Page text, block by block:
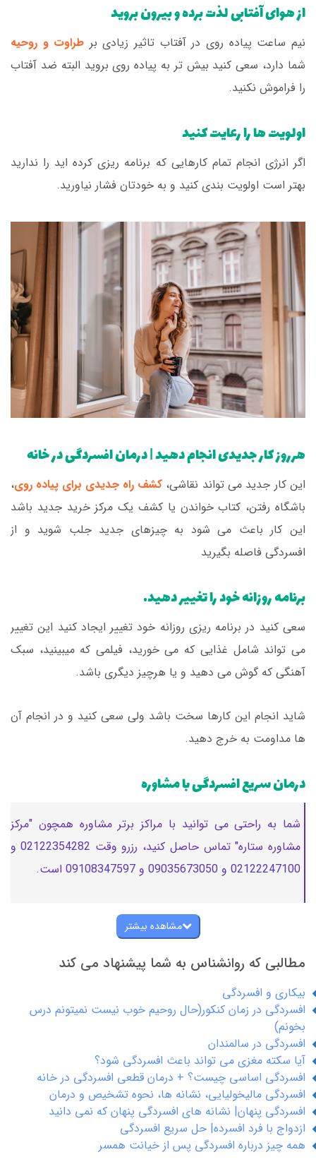
از هوای آفتابی لذت برده و بیرون بروید
نیم ساعت پیاده روی در آفتاب تاثیر زیادی بر طراوت و روحیه
شما دارد، سعی کنید بیش تر به پیاده روی بروید البته ضد آفتاب
را فراموش نکنید.
اولویت ها را رعایت کنید
اگر انرژی انجام تمام کارهایی که برنامه ریزی کرده اید را ندارید
بهتر است اولویت بندی کنید و به خودتان فشار نیاورید.
هرروز کار جدیدی انجام دهید | درمان افسردگی در خانه
این کار جدید می تواند نقاشی، کشف راه جدیدی برای پیاده روی،
باشگاه رفتن، کتاب خواندن یا کشف یک مرکز خرید جدید باشد
این کار باعث می شود به چیزهای جدید جلب شوید و از
افسردگی فاصله بگیرید
برنامه روزانه خود را تغییر دهید.
سعی کنید در برنامه ریزی روزانه‌ خود تغییر ایجاد کنید این تغییر
می تواند شامل غذایی که می خورید، فیلمی که میبینید، سبک
آهنگی که گوش می دهید و یا هرچیز دیگری باشد.
شاید انجام این کارها سخت باشد ولی سعی کنید و در انجام آن
ها مداومت به خرج دهید.
درمان سریع افسردگی با مشاوره
شما به راحتی می توانید با مراکز برتر مشاوره همچون "مرکز
مشاوره ستاره" تماس حاصل کنید، رزرو وقت 02122354282 و
02122247100 و 09035673050 و 09108347597 است.
مشاهده بیشتر
مطالبی که روانشناس به شما پیشنهاد می کند
بیکاری و افسردگی
افسردگی در زمان کنکور(حال روحیم خوب نیست نمیتونم درس
بخونم)
افسردگی در سالمندان
آیا سکته مغزی می تواند باعث افسردگی شود؟
افسردگی اساسی چیست؟ + درمان قطعی افسردگی در خانه
افسردگی مالیخولیایی، نشانه ها، نحوه تشخیص و درمان
افسردگی پنهان| نشانه های افسردگی پنهان که نمی دانید
ازدواج با فرد افسرده| حل سریع افسردگی
همه چیز درباره افسردگی پس از خیانت همسر